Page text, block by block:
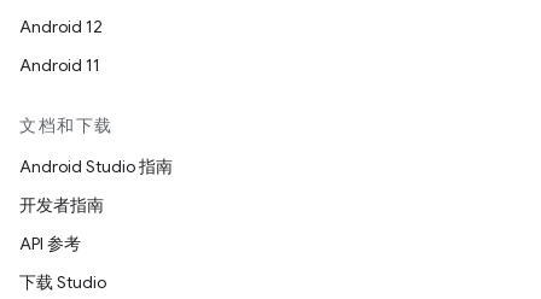
Android 12
Android 11
文档和下载
Android Studio 指南
开发者指南
API 参考
下载 Studio